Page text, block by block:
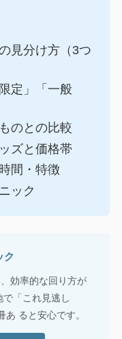
見分け方（3つ
定」「一般
のとの比較
ズと価格帯
間・特徴
ック
ク
効率的な回り方が
で「これ見逃し
ると安心です。